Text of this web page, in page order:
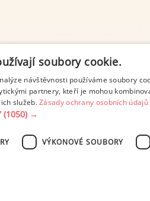
PODMÍNKY UŽITÍ
soubory cookie.
návštěvnosti používáme soubory
partnery, kteří je mohou
služeb.Zásady ochrany osobních údajů
(1050) →
VÝKONOVÉ SOUBORY